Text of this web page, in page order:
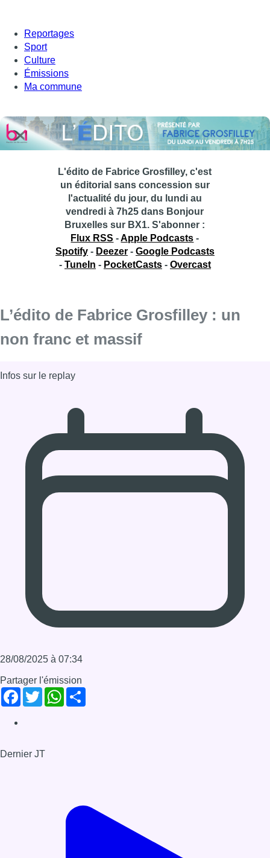
Reportages
Sport
Culture
Émissions
Ma commune
L'édito de Fabrice Grosfilley, c'est
un éditorial sans concession sur
l'actualité du jour, du lundi au
vendredi à 7h25 dans Bonjour
Bruxelles sur BX1.S'abonner :
Flux RSS -Apple Podcasts -
Spotify- Deezer- Google Podcasts
- TuneIn - PocketCasts- Overcast
L’édito de Fabrice Grosfilley : un
non franc et massif
28/08/2025 à 07:34